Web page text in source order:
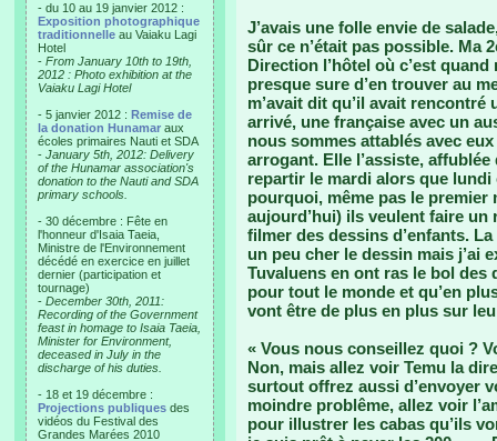
- du 10 au 19 janvier 2012 :
Exposition photographique
traditionnelle au Vaiaku Lagi
Hotel
- From January 10th to 19th,
2012 : Photo exhibition at the
Vaiaku Lagi Hotel
- 5 janvier 2012 : Remise de
la donation Hunamar aux
écoles primaires Nauti et SDA
- January 5th, 2012: Delivery
of the Hunamar association's
donation to the Nauti and SDA
primary schools.
- 30 décembre : Fête en
l'honneur d'Isaia Taeia,
Ministre de l'Environnement
décédé en exercice en juillet
dernier (participation et
tournage)
- December 30th, 2011:
Recording of the Government
feast in homage to Isaia Taeia,
Minister for Environment,
deceased in July in the
discharge of his duties.
- 18 et 19 décembre :
Projections publiques des
vidéos du Festival des
Grandes Marées 2010
J’avais une folle envie de
sûr ce n’était pas possible. Ma
Direction l’hôtel où c’est
presque sure d’en trouver au
m’avait dit qu’il avait
arrivé, une française avec un
nous sommes attablés avec
arrogant. Elle l’assiste,
repartir le mardi alors que
pourquoi, même pas le premier
aujourd’hui) ils veulent faire un
filmer des dessins d’enfants.
un peu cher le dessin mais j’ai
Tuvaluens en ont ras le bol
pour tout le monde et qu’en
vont être de plus en plus sur
« Vous nous conseillez quoi ?
Non, mais allez voir Temu la
surtout offrez aussi d’envoyer
moindre problême, allez voir
pour illustrer les cabas qu’ils